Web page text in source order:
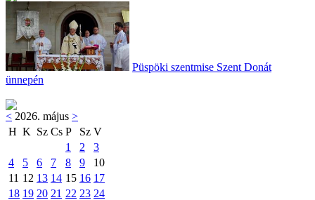
Püspöki szentmise Szent Donát
ünnepén
< 2026. május >
H K Sz Cs P Sz V
1
2
3
4
5 6 7 8 9
10
11 12 13 14 15 16 17
18 19 20 21 22 23 24